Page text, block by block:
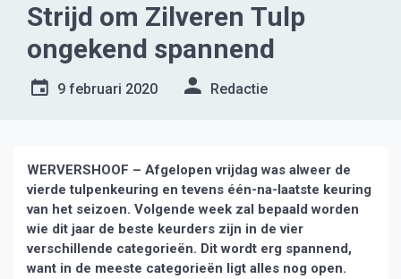
Strijd om Zilveren Tulp
ongekend spannend
9 februari 2020 Redactie
WERVERSHOOF – Afgelopen vrijdag was alweer de
vierde tulpenkeuring en tevens één-na-laatste keuring
van het seizoen. Volgende week zal bepaald worden
wie dit jaar de beste keurders zijn in de vier
verschillende categorieën. Dit wordt erg spannend,
want in de meeste categorieën ligt alles nog open.